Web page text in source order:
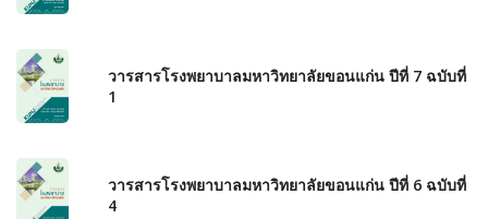
วารสารโรงพยาบาลมหาวิทยาลัยขอนแก่น ปีที่ 7 ฉบับที่
1
วารสารโรงพยาบาลมหาวิทยาลัยขอนแก่น ปีที่ 6 ฉบับที่
4